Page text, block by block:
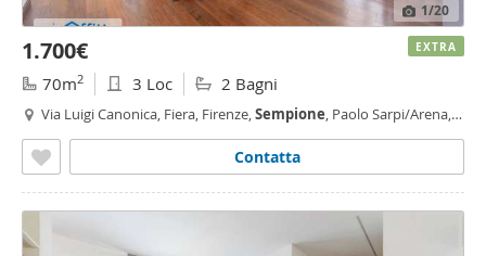
1/20
1.700€
70m2 3 Loc 2 Bagni
Via Luigi Canonica, Fiera, Firenze,Sempione, Paolo Sarpi/Arena,
Contatta
EXTRA